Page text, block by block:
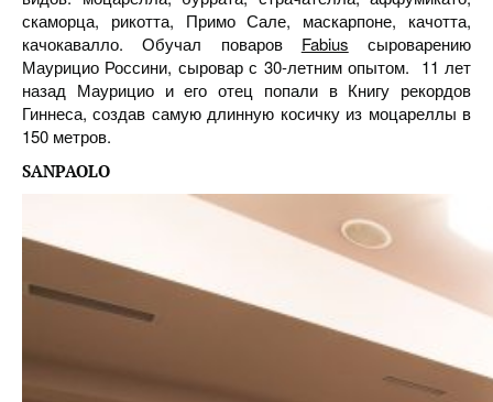
скаморца, рикотта, Примо Сале, маскарпоне, качотта,
качокавалло. Обучал поваров Fabius сыроварению
Маурицио Россини, сыровар с 30-летним опытом. 11 лет
назад Маурицио и его отец попали в Книгу рекордов
Гиннеса, создав самую длинную косичку из моцареллы в
150 метров.
SANPAOLO